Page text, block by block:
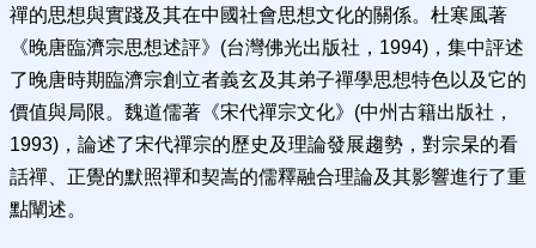
禪的思想與實踐及其在中國社會思想文化的關係。杜寒風著
《晚唐臨濟宗思想述評》(台灣佛光出版社，1994)，集中評述
了晚唐時期臨濟宗創立者義玄及其弟子禪學思想特色以及它的
價值與局限。魏道儒著《宋代禪宗文化》(中州古籍出版社，
1993)，論述了宋代禪宗的歷史及理論發展趨勢，對宗杲的看
話禪、正覺的默照禪和契嵩的儒釋融合理論及其影響進行了重
點闡述。